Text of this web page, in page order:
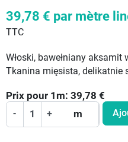
39,78 € par mètre
TTC
Włoski, bawełniany
Tkanina mięsista, delikatnie
Prix pour 1 m: 39,78 €
- + m